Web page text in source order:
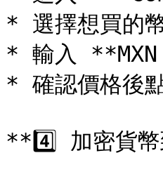
* 選擇想買的
* 輸入
* 確認價格後
**4️⃣ 加密貨